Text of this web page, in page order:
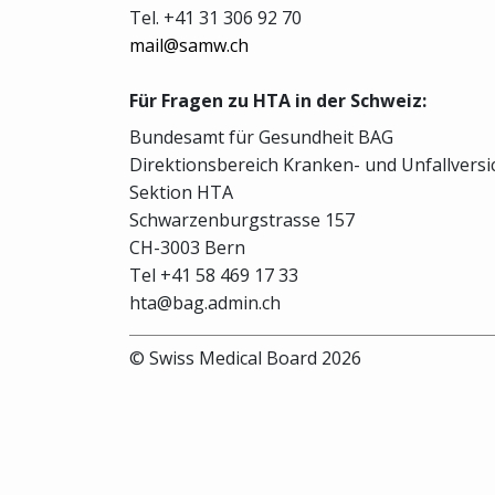
Tel. +41 31 306 92 70
mail@samw.ch
Für Fragen zu HTA in der Schweiz:
Bundesamt für Gesundheit BAG
Direktionsbereich Kranken- und
Sektion HTA
Schwarzenburgstrasse 157
CH-3003 Bern
Tel +41 58 469 17 33
hta@bag.admin.ch
© Swiss Medical Board 2026